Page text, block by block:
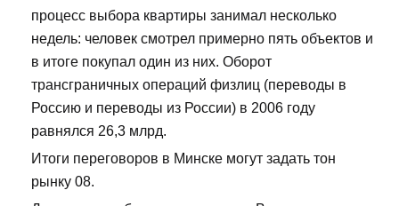
процесс выбора квартиры занимал несколько
недель: человек смотрел примерно пять объектов и
в итоге покупал один из них. Оборот
трансграничных операций физлиц (переводы в
Россию и переводы из России) в 2006 году
равнялся 26,3 млрд.
Итоги переговоров в Минске могут задать тон
рынку 08.